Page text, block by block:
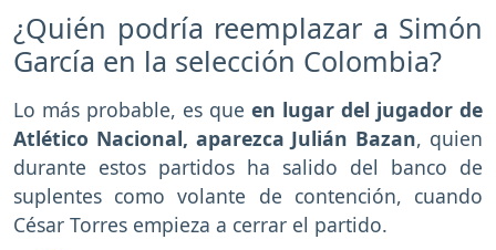
¿Quién podría reemplazar a Simón
García en la selección Colombia?
Lo más probable, es que en lugar del jugador de
Atlético Nacional, aparezca Julián Bazan, quien
durante estos partidos ha salido del banco de
suplentes como volante de contención, cuando
César Torres empieza a cerrar el partido.